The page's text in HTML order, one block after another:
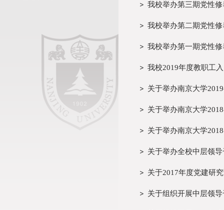
我校举办第三期党性
我校举办第二期党性
我校举办第一期党性
我校2019年度教职工
关于举办南京大学
关于举办南京大学
关于举办南京大学
关于举办全校中层领
关于2017年度党建研
关于组织开展中层领